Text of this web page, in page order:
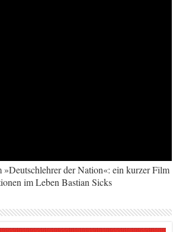
der Nation«: ein kurzer Film
im Leben Bastian Sicks